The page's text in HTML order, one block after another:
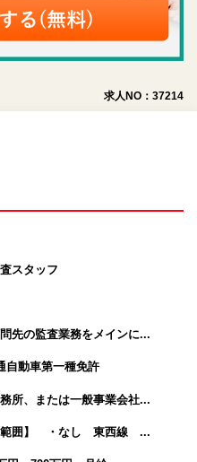
求人NO：37214
スタッフ
先の監査業務をメインに...
自動車第一種免許
所、または一般事業会社...
範囲】 ・なし 東西線 ...